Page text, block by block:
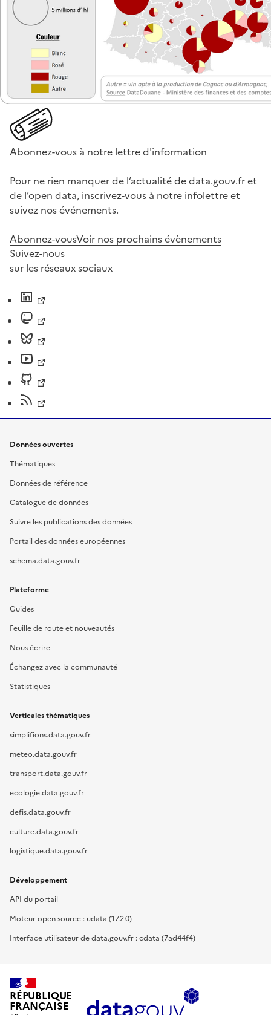
Abonnez-vous à notre lettre d'information
Pour ne rien manquer de l’actualité de data.gouv.fr et
de l’open data, inscrivez-vous à notre infolettre et
suivez nos événements.
Abonnez-vousVoir nos prochains évènements
Suivez-nous
sur les réseaux sociaux
Données ouvertes
Thématiques
Données de référence
Catalogue de données
Suivre les publications des données
Portail des données européennes
schema.data.gouv.fr
Plateforme
Guides
Feuille de route et nouveautés
Nous écrire
Échangez avec la communauté
Statistiques
Verticales thématiques
simplifions.data.gouv.fr
meteo.data.gouv.fr
transport.data.gouv.fr
ecologie.data.gouv.fr
defis.data.gouv.fr
culture.data.gouv.fr
logistique.data.gouv.fr
Développement
API du portail
Moteur open source : udata (17.2.0)
Interface utilisateur de data.gouv.fr : cdata (7ad44f4)
RÉPUBLIQUE
FRANÇAISE